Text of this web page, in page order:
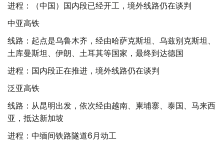
进程：（中国）国内段已经开工，境外线路仍在谈判
中亚高铁
线路：起点是乌鲁木齐，经由哈萨克斯坦、乌兹别克斯坦、
土库曼斯坦、伊朗、土耳其等国家，最终到达德国
进程：国内段正在推进，境外线路仍在谈判
泛亚高铁
线路：从昆明出发，依次经由越南、柬埔寨、泰国、马来西
亚，抵达新加坡
进程：中缅间铁路隧道6月动工